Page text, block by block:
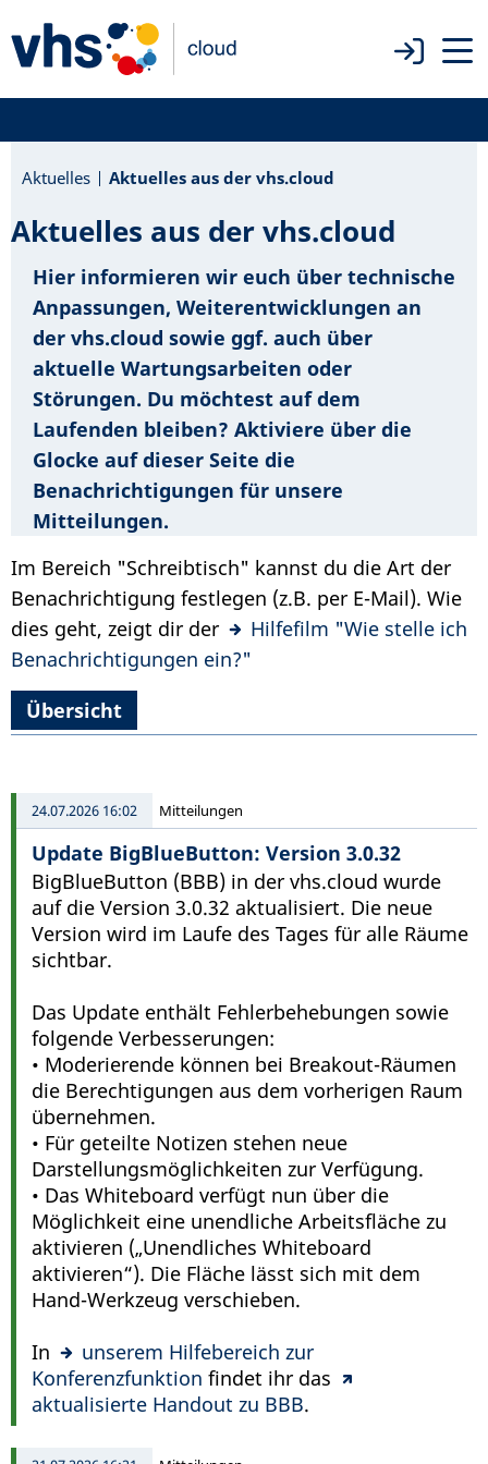
Aktuelles Aktuelles aus der vhs.cloud
Aktuelles aus der vhs.cloud
Hier informieren wir euch über technische
Anpassungen, Weiterentwicklungen an
der vhs.cloud sowie ggf. auch über
aktuelle Wartungsarbeiten oder
Störungen. Du möchtest auf dem
Laufenden bleiben? Aktiviere über die
Glocke auf dieser Seite die
Benachrichtigungen für unsere
Mitteilungen.
Im Bereich "Schreibtisch" kannst du die Art der
Benachrichtigung festlegen (z.B. per E-Mail). Wie
dies geht, zeigt dir der
Hilfefilm "Wie stelle ich
Benachrichtigungen ein?"
Übersicht
24.07.2026 16:02 Mitteilungen
Update BigBlueButton: Version 3.0.32
BigBlueButton (BBB) in der vhs.cloud wurde
auf die Version 3.0.32 aktualisiert. Die neue
Version wird im Laufe des Tages für alle Räume
sichtbar.
Das Update enthält Fehlerbehebungen sowie
folgende Verbesserungen:
• Moderierende können bei Breakout-Räumen
die Berechtigungen aus dem vorherigen Raum
übernehmen.
• Für geteilte Notizen stehen neue
Darstellungsmöglichkeiten zur Verfügung.
• Das Whiteboard verfügt nun über die
Möglichkeit eine unendliche Arbeitsfläche zu
aktivieren („Unendliches Whiteboard
aktivieren“). Die Fläche lässt sich mit dem
Hand-Werkzeug verschieben.
In
unserem Hilfebereich zur
Konferenzfunktion findet ihr das
aktualisierte Handout zu BBB.